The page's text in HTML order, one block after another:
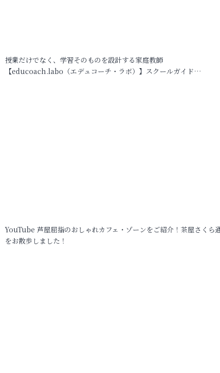
授業だけでなく、学習そのものを設計する家庭教師
【educoach.labo（エデュコーチ・ラボ）】スクールガイド…
YouTube 芦屋屈指のおしゃれカフェ・ゾーンをご紹介！茶屋さくら
をお散歩しました！